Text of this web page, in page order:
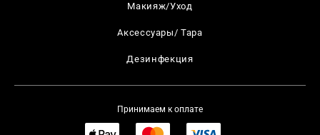
Макияж/Уход
Аксессуары/ Тара
Дезинфекция
Принимаем к оплате